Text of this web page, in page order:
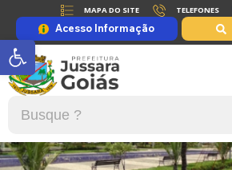
Abrir a barra de ferramentas
MAPA DO SITE TELEFONES
Acesso Informação